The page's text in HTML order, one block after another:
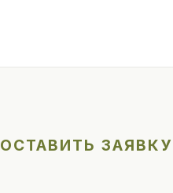
ОСТАВИТЬ ЗАЯВКУ